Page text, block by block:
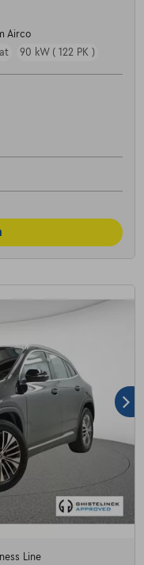
Airco
90 kW ( 122 PK )
Line